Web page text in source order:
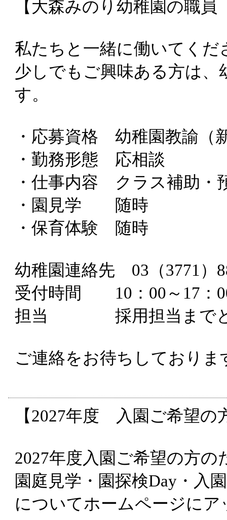
【大森みのり幼稚園の職
私たちと一緒に働いてく
少しでもご興味ある方は
す。
・応募資格 幼稚園教諭
・勤務形態 応相談
・仕事内容 クラス補助・
・園見学 随時
・保育体験 随時
幼稚園連絡先 03（3771
受付時間 10：00～17：
担当 採用担当までと
ご連絡をお待ちしておりま
【2027年度 入園ご希望の
2027年度入園ご希望の方の
園庭見学・園探検Day・入
についてホームページに